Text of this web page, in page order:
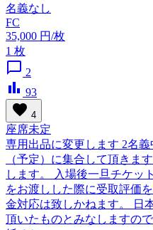
名義なし
FC
35,000 円/枚
1 枚
chat_bubble_outline 2
bar_chart 93
favorite 4
座席未定
専用出品に変更します 2名
（予定）に集合して頂きま
します。 入場後一旦チケッ
をお渡しした際に受取評価
金対応は致しかねます。 日
頂いたものとみなしますの